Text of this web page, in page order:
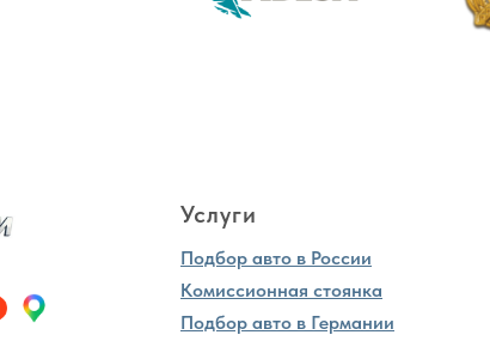
Услуги
Подбор авто в России
Комиссионная стоянка
Подбор авто в Германии